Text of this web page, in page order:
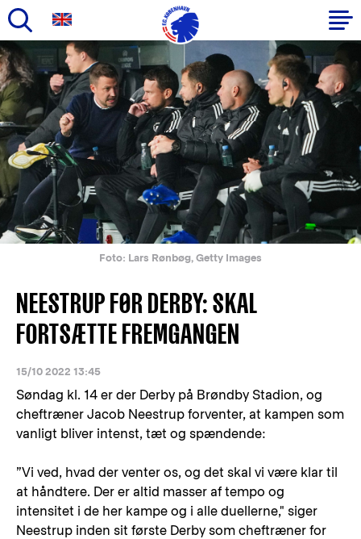
Gå
til
hovedindhold
Primær
navigation
Foto: Lars Rønbøg, Getty Images
NEESTRUP FØR DERBY: SKAL
FORTSÆTTE FREMGANGEN
15/10 2022 13:45
Søndag kl. 14 er der Derby på Brøndby Stadion, og
cheftræner Jacob Neestrup forventer, at kampen som
vanligt bliver intenst, tæt og spændende:
”Vi ved, hvad der venter os, og det skal vi være klar til
at håndtere. Der er altid masser af tempo og
intensitet i de her kampe og i alle duellerne," siger
Neestrup inden sit første Derby som cheftræner for